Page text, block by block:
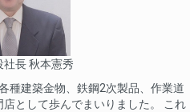
社長 秋本憲秀
種建築金物、鉄鋼2次製品、作業道
として歩んでまいりました。 これ